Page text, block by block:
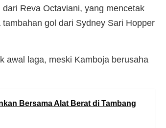
Reva Octaviani, yang mencetak
gol dari Sydney Sari Hopper
awal laga, meski Kamboja berusaha
Bersama Alat Berat di Tambang